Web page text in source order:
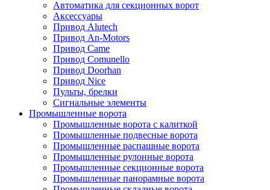
Автоматика для секционных ворот
Аксессуары
Привод Alutech
Привод An-Motors
Привод Came
Привод Comunello
Привод Doorhan
Привод Nice
Пульты, брелки
Сигнальные элементы
Промышленные ворота
Промышленные ворота с калиткой
Промышленные подвесные ворота
Промышленные распашные ворота
Промышленные рулонные ворота
Промышленные секционные ворота
Промышленные панорамные ворота